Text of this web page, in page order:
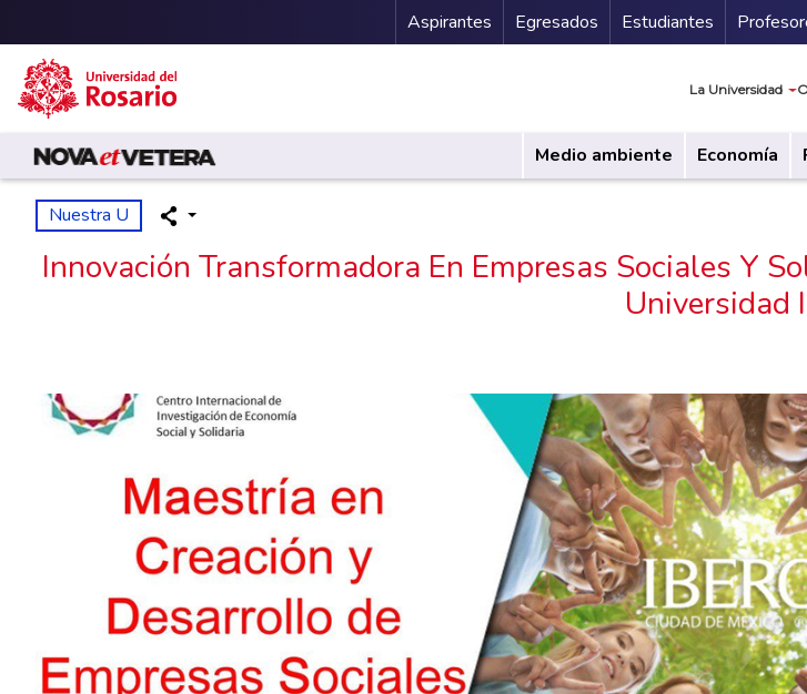
Pasar al contenido principal
Menu Secundario
Aspirantes Egresados Estudiantes
La Universidad
Medio ambiente Economía
Nuestra U
Innovación Transformadora En Empresas Sociales Y
Universidad